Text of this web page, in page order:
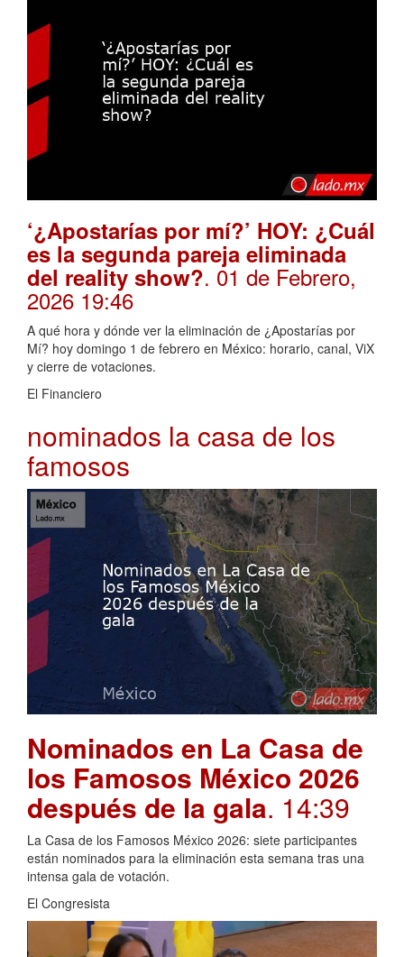
‘¿Apostarías por mí?’ HOY: ¿Cuál
es la segunda pareja eliminada
del reality show?. 01 de Febrero,
2026 19:46
A qué hora y dónde ver la eliminación de ¿Apostarías por
Mí? hoy domingo 1 de febrero en México: horario, canal, ViX
y cierre de votaciones.
El Financiero
nominados la casa de los
famosos
Nominados en La Casa de
los Famosos México 2026
después de la gala. 14:39
La Casa de los Famosos México 2026: siete participantes
están nominados para la eliminación esta semana tras una
intensa gala de votación.
El Congresista